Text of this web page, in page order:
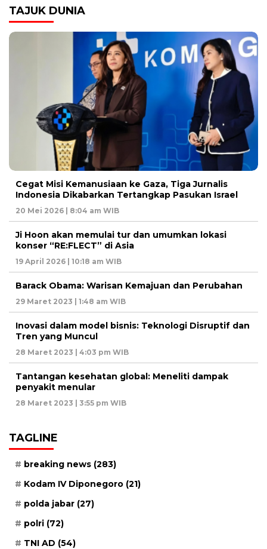
TAJUK DUNIA
Cegat Misi Kemanusiaan ke Gaza, Tiga Jurnalis
Indonesia Dikabarkan Tertangkap Pasukan Israel
20 Mei 2026 | 8:04 am WIB
Ji Hoon akan memulai tur dan umumkan lokasi
konser “RE:FLECT” di Asia
19 April 2026 | 10:18 am WIB
Barack Obama: Warisan Kemajuan dan Perubahan
29 Maret 2023 | 1:48 am WIB
Inovasi dalam model bisnis: Teknologi Disruptif dan
Tren yang Muncul
28 Maret 2023 | 4:03 pm WIB
Tantangan kesehatan global: Meneliti dampak
penyakit menular
28 Maret 2023 | 3:55 pm WIB
TAGLINE
breaking news (283)
Kodam IV Diponegoro (21)
polda jabar (27)
polri (72)
TNI AD (54)